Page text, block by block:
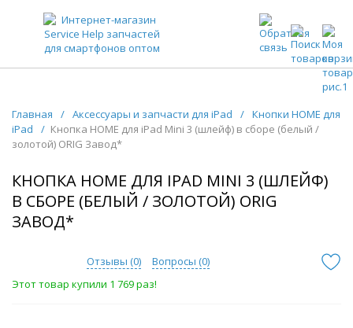
ЗАПЧАСТИ ДЛЯ ТЕЛЕФОНОВ ОПТОМ
Главная / Аксессуары и запчасти для iPad / Кнопки HOME для
iPad
/ Кнопка HOME для iPad Mini 3 (шлейф) в сборе (белый /
золотой) ORIG Завод*
КНОПКА HOME ДЛЯ IPAD MINI 3 (ШЛЕЙФ)
В СБОРЕ (БЕЛЫЙ / ЗОЛОТОЙ) ORIG
ЗАВОД*
Отзывы (0) Вопросы (0)
Этот товар купили 1 769 раз!